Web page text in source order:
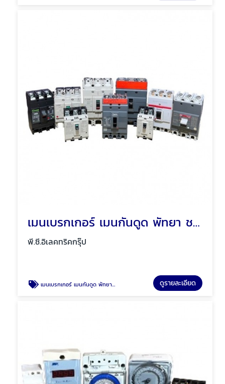
เมนเบรกเกอร์ เมนกันดูด พัทยา ชลบุรี
พี.ซี.อิเลคทริคกรุ๊ป
เมนเบรกเกอร์ เมนกันดูด พัทยา ชลบุรี ดูรายละเอียด